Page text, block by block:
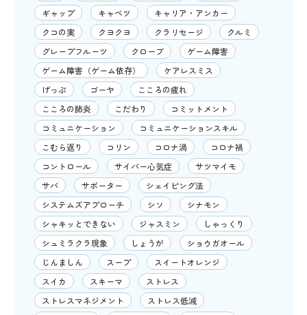
ギャップ
キャベツ
キャリア・アンカー
クコの実
クヨクヨ クラリセージ
クルミ
グレープフルーツ
クローブ
ゲーム障害
ゲーム障害（ゲーム依存）
ケアレスミス
げっぷ
ゴーヤ
こころの疲れ
こころの肺炎
こだわり
コミットメント
コミュニケーション
コミュニケーションスキル
こむら返り
コリン コロナ渦
コロナ禍
コントロール
サイバー心気症
サツマイモ
サバ
サポーター
シェイピング法
システムズアプローチ
シソ
シナモン
シャキッとできない
ジャスミン
しゃっくり
シュミラクラ現象
しょうが
ショウガオール
じんましん
スープ
スイートオレンジ
スイカ
スキーマ
ストレス
ストレスマネジメント
ストレス低減